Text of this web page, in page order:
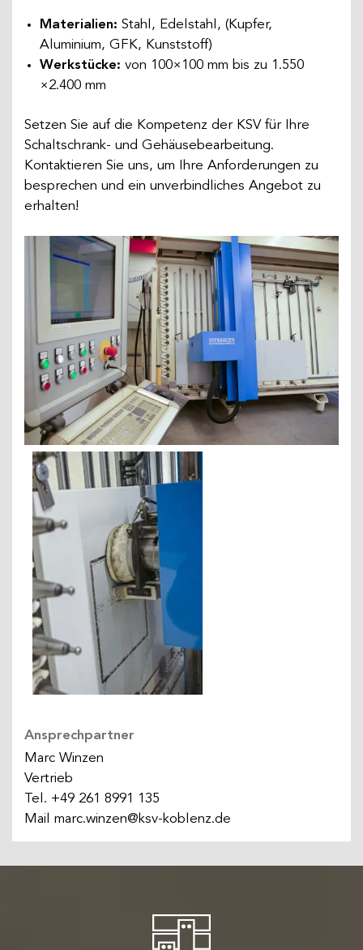
Materialien: Stahl, Edelstahl, (Kupfer,
Aluminium, GFK, Kunststoff)
Werkstücke: von 100×100 mm bis zu 1.550
×2.400 mm
Setzen Sie auf die Kompetenz der KSV für Ihre
Schaltschrank- und Gehäusebearbeitung.
Kontaktieren Sie uns, um Ihre Anforderungen zu
besprechen und ein unverbindliches Angebot zu
erhalten!
Ansprechpartner
Marc Winzen
Vertrieb
Tel. +49 261 8991 135
Mail marc.winzen@ksv-koblenz.de